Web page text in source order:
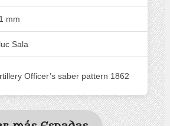
mm
Sala
Officer’s saber pattern 1862